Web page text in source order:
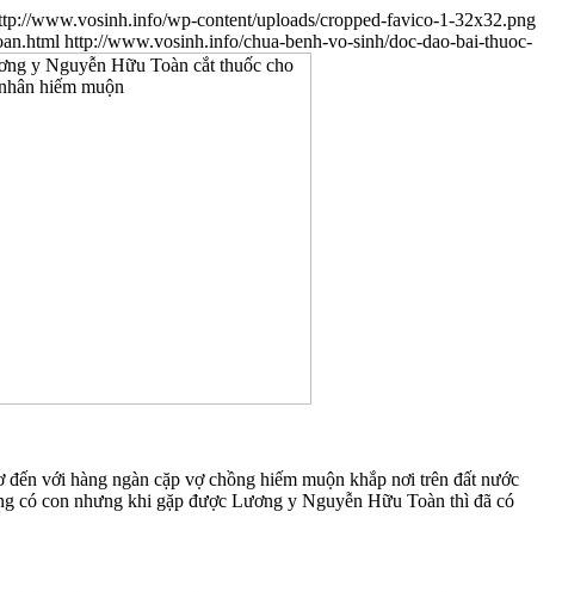
www.vosinh.info/wp-content/uploads/cropped-favico-1-32x32.png
http://www.vosinh.info/chua-benh-vo-sinh/doc-dao-bai-thuoc-
với hàng ngàn cặp vợ chồng hiếm muộn khắp nơi trên đất nước
có con nhưng khi gặp được Lương y Nguyễn Hữu Toàn thì đã có